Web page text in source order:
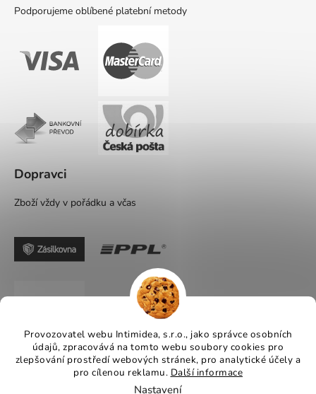
Provozovatel webu Intimidea, s.r.o., jako správce osobních
údajů, zpracovává na tomto webu soubory cookies pro
zlepšování prostředí webových stránek, pro analytické účely a
pro cílenou reklamu. Další informace
Nastavení
Podporujeme oblíbené platební metody
Dopravci
Zboží vždy v pořádku a včas